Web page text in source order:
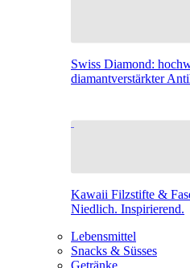
Swiss Diamond:
diamantverstärkter
Kawaii Filzstifte &
Niedlich. Inspirierend.
Lebensmittel
Snacks & Süsses
Getränke